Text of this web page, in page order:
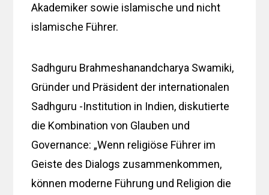
Akademiker sowie islamische und nicht
islamische Führer.
Sadhguru Brahmeshanandcharya Swamiki,
Gründer und Präsident der internationalen
Sadhguru -Institution in Indien, diskutierte
die Kombination von Glauben und
Governance: „Wenn religiöse Führer im
Geiste des Dialogs zusammenkommen,
können moderne Führung und Religion die